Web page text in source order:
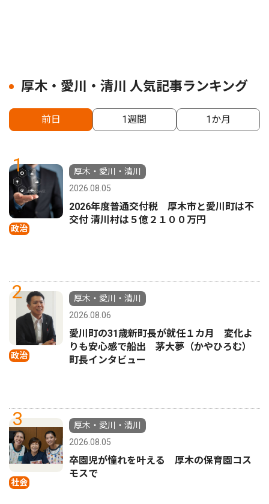
厚木・愛川・清川 人気記事ランキング
前日 1週間 1か月
1
政治
厚木・愛川・清川
2026.08.05
2026年度普通交付税 厚木市と愛川町は不
交付 清川村は５億２１００万円
2
政治
厚木・愛川・清川
2026.08.06
愛川町の31歳新町長が就任１カ月 変化よ
りも安心感で船出 茅大夢（かやひろむ）
町長インタビュー
3
社会
厚木・愛川・清川
2026.08.05
卒園児が憧れを叶える 厚木の保育園コス
モスで